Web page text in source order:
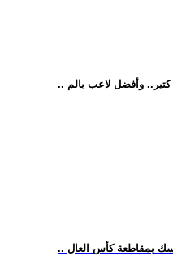
وأفضل لاعب بالم
بمقاطعة كأس العال